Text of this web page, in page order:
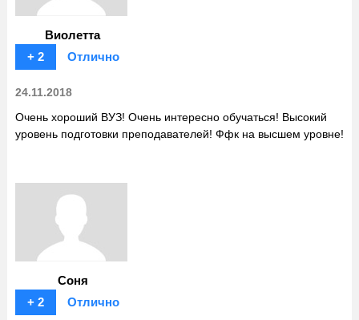
Виолетта
+ 2
Отлично
24.11.2018
Очень хороший ВУЗ! Очень интересно обучаться! Высокий
уровень подготовки преподавателей! Ффк на высшем уровне!
Соня
+ 2
Отлично